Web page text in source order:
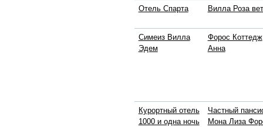
Отель Спарта Вилла Роза
Симеиз Вилла
Эдем
Форос Коттедж
Анна
Курортный отель
1000 и одна ночь
Частный
Мона Лиза